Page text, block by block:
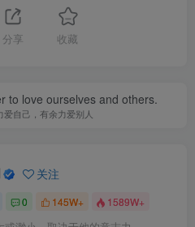
分享 收藏
to love ourselves and others.
爱自己，有余力爱别人
关注
0 145W+ 1589W+